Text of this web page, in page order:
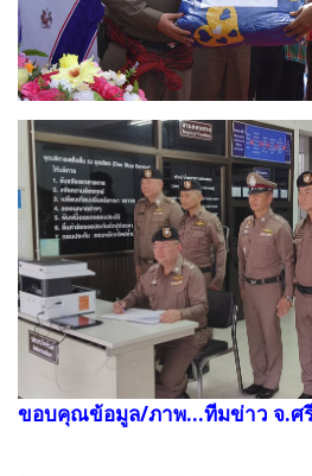
ขอบคุณข้อมูล/ภาพ...ทีมข่าว จ.ศรี